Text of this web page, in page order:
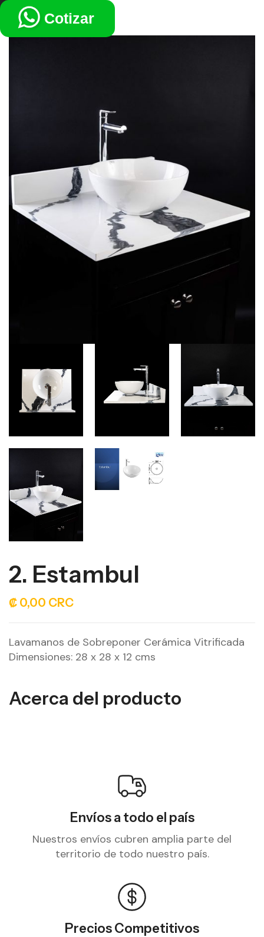
VOLVERCotizar
2. Estambul
₡ 0,00 CRC
Lavamanos de Sobreponer Cerámica Vitrificada
Dimensiones: 28 x 28 x 12 cms
Acerca del producto
Envíos a todo el país
Nuestros envíos cubren amplia parte del
territorio de todo nuestro país.
Precios Competitivos